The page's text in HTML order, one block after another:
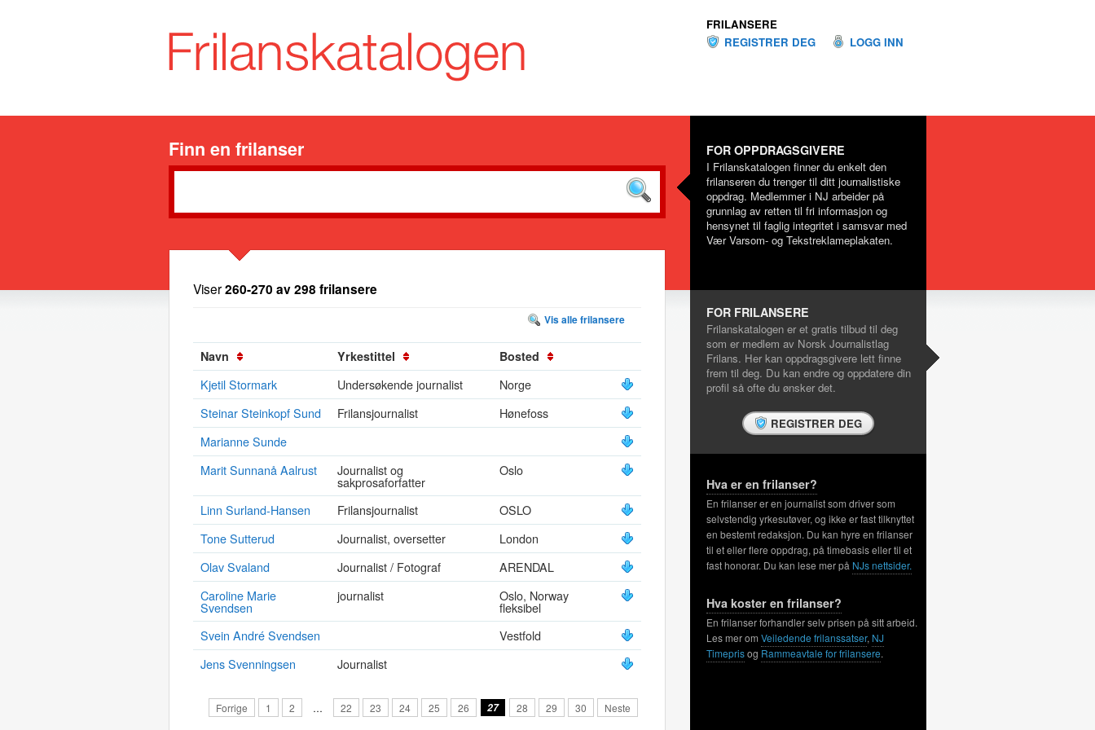
FRILANSERE
REGISTRER DEG
LOGG INN
Finn en frilanser FOR OPPDRAGSGIVERE
I Frilanskatalogen finner du enkelt den
frilanseren du trenger til ditt journalistiske
oppdrag. Medlemmer i NJ arbeider på
grunnlag av retten til fri informasjon og
hensynet til faglig integritet i samsvar med
Vær Varsom- og Tekstreklameplakaten.
Viser260-270 av 298 frilansere
Vis alle frilansere
Navn Yrkestittel Bosted
Kjetil Stormark Undersøkende journalist
Norge
Steinar Steinkopf Sund
Frilansjournalist
Hønefoss
Marianne Sunde
Marit Sunnanå Aalrust
Journalist og
sakprosaforfatter
Oslo
Linn Surland-Hansen Frilansjournalist
OSLO
Tone Sutterud
Journalist, oversetter
London
Olav Svaland
Journalist / Fotograf
ARENDAL
Caroline Marie
Svendsen
journalist Oslo, Norway
fleksibel
Svein André Svendsen
Vestfold
Jens Svenningsen
Journalist
Forrige 1 2 … 22 23 24 25 26 27 28 29 30 Neste
FOR FRILANSERE
Frilanskatalogen er et gratis tilbud til deg
som er medlem av Norsk Journalistlag
Frilans. Her kan oppdragsgivere lett finne
frem til deg. Du kan endre og oppdatere din
profil så ofte du ønsker det.
REGISTRER DEG
Hva er en frilanser?
En frilanser er en journalist som driver som
selvstendig yrkesutøver, og ikke er fast tilknyttet
en bestemt redaksjon. Du kan hyre en frilanser
til et eller flere oppdrag, på timebasis eller til et
fast honorar. Du kan lese mer på NJs nettsider.
Hva koster en frilanser?
En frilanser forhandler selv prisen på sitt arbeid.
Les mer om Veiledende frilanssatser, NJ
Timeprisog Rammeavtale for frilansere.